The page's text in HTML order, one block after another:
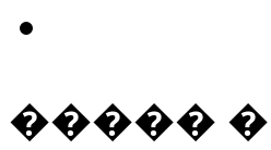
�����